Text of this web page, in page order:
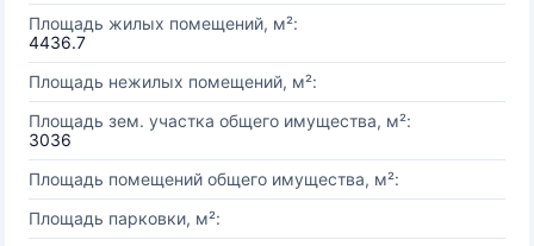
Площадь жилых помещений, м²:
4436.7
Площадь нежилых помещений, м²:
Площадь зем. участка общего имущества, м²:
3036
Площадь помещений общего имущества, м²:
Площадь парковки, м²: